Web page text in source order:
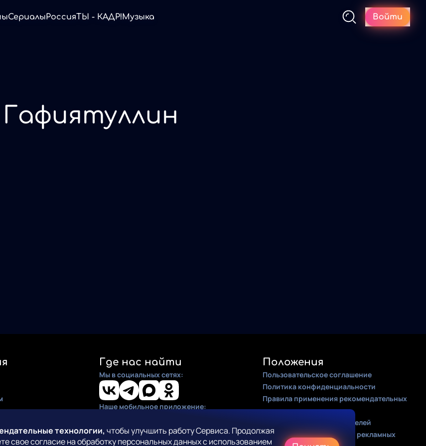
СериалыРоссияТЫ - КАДР!Музыка Войти
технологии, чтобы улучшить работу Сервиса. Продолжая
свое согласие на обработку персональных данных с использованием
Где нас найти
Мы в социальных сетях:
Наше мобильное приложение:
Положения
Пользовательское соглашение
Политика конфиденциальности
Правила применения рекомендательных
алгоритмов
Оферта для правообладателей
Соглашение на получение рекламных